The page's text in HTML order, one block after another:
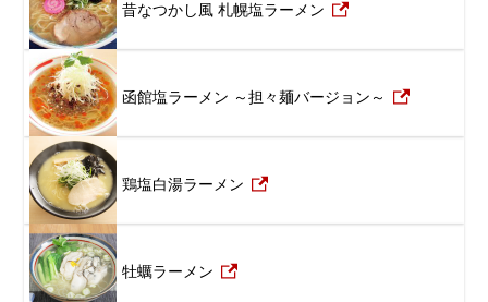
昔なつかし風 札幌塩ラーメン
函館塩ラーメン ～担々麺バージョン～
鶏塩白湯ラーメン
牡蠣ラーメン